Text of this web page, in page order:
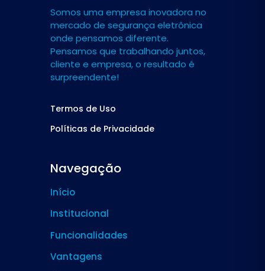
Somos uma empresa inovadora no
mercado de segurança eletrônica
onde pensamos diferente.
Pensamos que trabalhando juntos,
cliente e empresa, o resultado é
surpreendente!
Termos de Uso
Políticas de Privacidade
Navegação
Início
Institucional
Funcionalidades
Vantagens